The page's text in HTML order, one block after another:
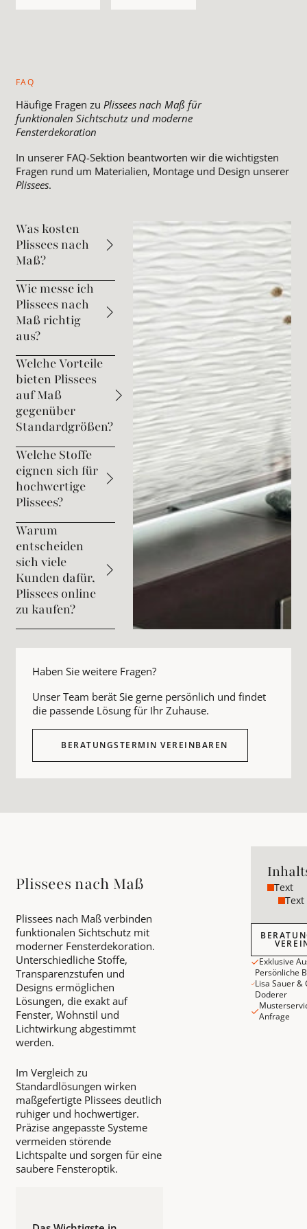
FAQ
Häufige Fragen zu Plissees nach Maß für
funktionalen Sichtschutz und moderne
Fensterdekoration
In unserer FAQ-Sektion beantworten wir die wichtigsten
Fragen rund um Materialien, Montage und Design unserer
Plissees.
Was kosten
Plissees nach
Maß?
Wie messe ich
Plissees nach
Maß richtig
aus?
Welche Vorteile
bieten Plissees
auf Maß
gegenüber
Standardgrößen?
Welche Stoffe
eignen sich für
hochwertige
Plissees?
Warum
entscheiden
sich viele
Kunden dafür,
Plissees online
zu kaufen?
Haben Sie weitere Fragen?
Unser Team berät Sie gerne persönlich und findet
die passende Lösung für Ihr Zuhause.
BERATUNGSTERMIN VEREINBAREN
Plissees nach Maß
Plissees nach Maß verbinden
funktionalen Sichtschutz mit
moderner Fensterdekoration.
Unterschiedliche Stoffe,
Transparenzstufen und
Designs ermöglichen
Lösungen, die exakt auf
Fenster, Wohnstil und
Lichtwirkung abgestimmt
werden.
Im Vergleich zu
Standardlösungen wirken
maßgefertigte Plissees deutlich
ruhiger und hochwertiger.
Präzise angepasste Systeme
vermeiden störende
Lichtspalte und sorgen für eine
saubere Fensteroptik.
Text
Text
Exklusive
Persönliche
Lisa Sauer &
Doderer
Anfrage